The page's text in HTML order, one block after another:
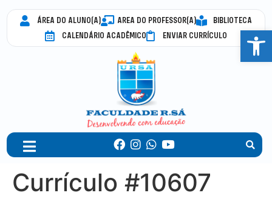
ÁREA DO ALUNO(A) AREA DO PROFESSOR(A)
BIBLIOTECA
CALENDÁRIO ACADÊMICO
ENVIAR CURRÍCULO
Currículo #10607
Abrir